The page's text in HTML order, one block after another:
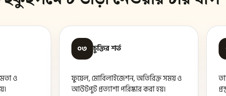
ও
০৩ চুক্তির শর্ত
ফুয়েল, মোবিলাইজেশন, অতিরিক্ত সময় ও
আউটপুট প্রত্যাশা পরিষ্কার করা হয়।